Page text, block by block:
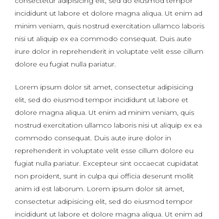
incididunt ut labore et dolore magna aliqua. Ut enim ad
minim veniam, quis nostrud exercitation ullamco laboris
nisi ut aliquip ex ea commodo consequat. Duis aute
irure dolor in reprehenderit in voluptate velit esse cillum
dolore eu fugiat nulla pariatur.
Lorem ipsum dolor sit amet, consectetur adipisicing
elit, sed do eiusmod tempor incididunt ut labore et
dolore magna aliqua. Ut enim ad minim veniam, quis
nostrud exercitation ullamco laboris nisi ut aliquip ex ea
commodo consequat. Duis aute irure dolor in
reprehenderit in voluptate velit esse cillum dolore eu
fugiat nulla pariatur. Excepteur sint occaecat cupidatat
non proident, sunt in culpa qui officia deserunt mollit
anim id est laborum. Lorem ipsum dolor sit amet,
consectetur adipisicing elit, sed do eiusmod tempor
incididunt ut labore et dolore magna aliqua. Ut enim ad